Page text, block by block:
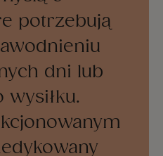
potrzebują
dni lub